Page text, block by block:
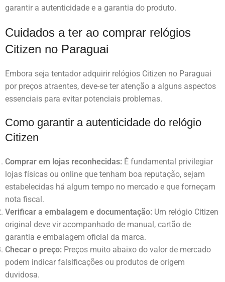
garantir a autenticidade e a garantia do produto.
Cuidados a ter ao comprar relógios
Citizen no Paraguai
Embora seja tentador adquirir relógios Citizen no Paraguai
por preços atraentes, deve-se ter atenção a alguns aspectos
essenciais para evitar potenciais problemas.
Como garantir a autenticidade do relógio
Citizen
Comprar em lojas reconhecidas: É fundamental privilegiar
lojas físicas ou online que tenham boa reputação, sejam
estabelecidas há algum tempo no mercado e que forneçam
nota fiscal.
Verificar a embalagem e documentação: Um relógio Citizen
original deve vir acompanhado de manual, cartão de
garantia e embalagem oficial da marca.
Checar o preço: Preços muito abaixo do valor de mercado
podem indicar falsificações ou produtos de origem
duvidosa.